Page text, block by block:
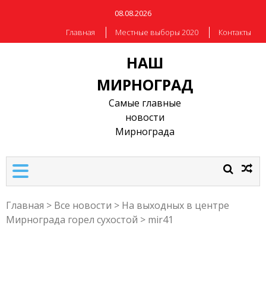
08.08.2026
Главная
Местные выборы 2020 Контакты
НАШ
МИРНОГРАД
Самые главные
новости
Мирнограда
Главная > Все новости > На выходных в центре
Мирнограда горел сухостой > mir41